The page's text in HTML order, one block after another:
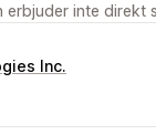
erbjuder inte direkt
Inc.